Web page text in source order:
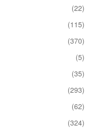
(22)
(115)
(370)
(5)
(35)
(293)
(62)
(324)